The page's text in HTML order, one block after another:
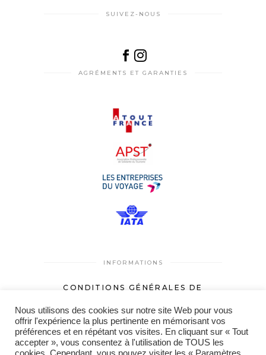
SUIVEZ-NOUS
AGRÉMENTS ET GARANTIES
INFORMATIONS
CONDITIONS GÉNÉRALES DE
MENTIONS LÉGALES
Nous utilisons des cookies sur notre site Web pour vous
offrir l'expérience la plus pertinente en mémorisant vos
préférences et en répétant vos visites. En cliquant sur « Tout
accepter », vous consentez à l'utilisation de TOUS les